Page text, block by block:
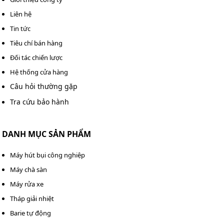
Bước 3: Lắp đế barie lên phần móng đã hoàn thiện,
siết chặt bằng bu lông và kiểm tra độ cân bằng để
đảm bảo vận hành ổn định.
Liên hệ
Tin tức
Tiêu chí bán hàng
Đối tác chiến lược
Hệ thống cửa hàng
Câu hỏi thường gặp
Tra cứu bảo hành
DANH MỤC SẢN PHẨM
Máy hút bụi công nghiệp
Máy chà sàn
Máy rửa xe
Tháp giải nhiệt
Barie tự động